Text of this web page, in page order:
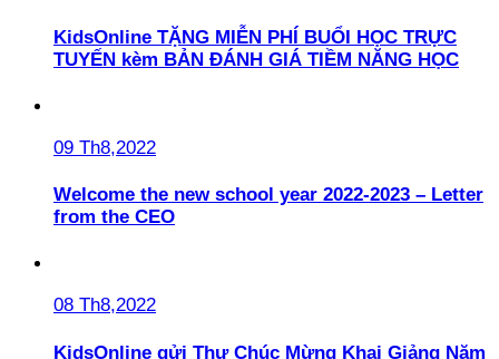
KidsOnline TẶNG MIỄN PHÍ BUỔI HỌC TRỰC
TUYẾN kèm BẢN ĐÁNH GIÁ TIỀM NĂNG HỌC
09 Th8,2022
Welcome the new school year 2022-2023 – Letter
from the CEO
08 Th8,2022
KidsOnline gửi Thư Chúc Mừng Khai Giảng Năm